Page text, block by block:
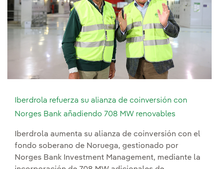
Iberdrola refuerza su alianza de coinversión con
Norges Bank añadiendo 708 MW renovables
Iberdrola aumenta su alianza de coinversión con el
fondo soberano de Noruega, gestionado por
Norges Bank Investment Management, mediante la